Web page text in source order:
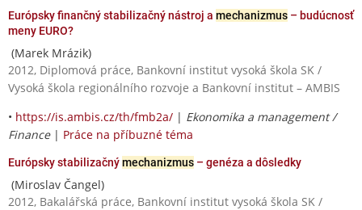
Európsky finančný stabilizačný nástroj a mechanizmus – budúcnosť
meny EURO?
(Marek Mrázik)
2012, Diplomová práce, Bankovní institut vysoká škola SK /
Vysoká škola regionálního rozvoje a Bankovní institut – AMBIS
• https://is.ambis.cz/th/fmb2a/ | Ekonomika a management /
Finance| Práce na příbuzné téma
Európsky stabilizačnýmechanizmus – genéza a dôsledky
(Miroslav Čangel)
2012, Bakalářská práce, Bankovní institut vysoká škola SK /